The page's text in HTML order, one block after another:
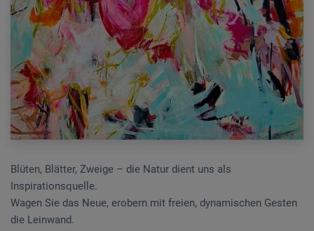
Blüten, Blätter, Zweige – die Natur dient uns als
Inspirationsquelle.
Wagen Sie das Neue, erobern mit freien, dynamischen Gesten
die Leinwand.